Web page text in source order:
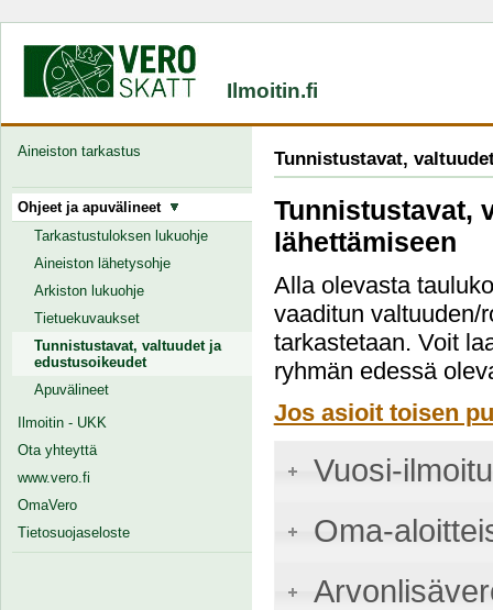
Ilmoitin.fi
Aineiston tarkastus
Ohjeet ja apuvälineet
Tarkastustuloksen lukuohje
Aineiston lähetysohje
Arkiston lukuohje
Tietuekuvaukset
Tunnistustavat, valtuudet ja
edustusoikeudet
Apuvälineet
Ilmoitin - UKK
Ota yhteyttä
www.vero.fi
OmaVero
Tietosuojaseloste
Tunnistustavat,
Tunnistustavat,
lähettämiseen
Alla olevasta
vaaditun valtuuden/
tarkastetaan. Voit
ryhmän edessä
Jos asioit toisen
Vuosi-
Oma-